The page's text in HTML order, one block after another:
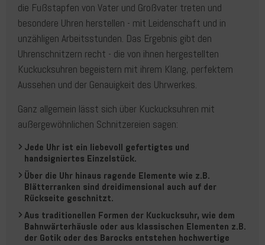
die Fußstapfen von Vater und Großvater treten und
besondere Uhren herstellen - mit Leidenschaft und in
unzähligen Arbeitsstunden. Das Ergebnis gibt den
Uhrenschnitzern recht - die von ihnen hergestellten
Kuckucksuhren begeistern mit ihrem Klang, perfektem
Aussehen und der Genauigkeit des Uhrwerkes.
Ganz allgemein lässt sich über Kuckucksuhren mit
außergewöhnlichen Schnitzereien sagen:
Jede Uhr ist ein liebevoll gefertigtes und
handsigniertes Einzelstück.
Über die Uhr hinaus ragende Elemente wie z.B.
Blätterranken sind dreidimensional auch auf der
Rückseite geschnitzt.
Aus traditionellen Formen der Kuckucksuhr, wie dem
Bahnwärterhäusle oder aus klassischen Elementen z.B.
der Gotik oder des Barocks entstehen hochwertige